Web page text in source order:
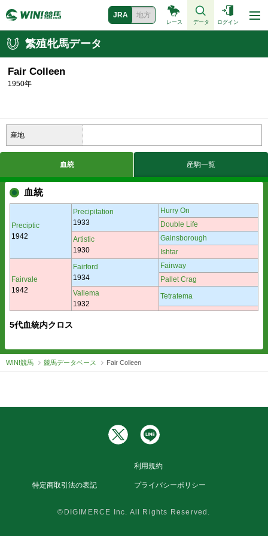
JRA 地方
レース データ ログイン
繁殖牝馬データ
Fair Colleen
1950年
産地
血統 産駒一覧
血統
Preciptic
1942
Precipitation
1933
Hurry On
Double Life
Artistic
1930
Gainsborough
Ishtar
Fairvale
1942
Fairford
1934
Fairway
Pallet Crag
Vallema
1932
Tetratema
5代血統内クロス
WIN!競馬 競馬データベース Fair Colleen
利用規約
特定商取引法の表記 プライバシーポリシー
©DIGIMERCE Inc. All Rights Reserved.